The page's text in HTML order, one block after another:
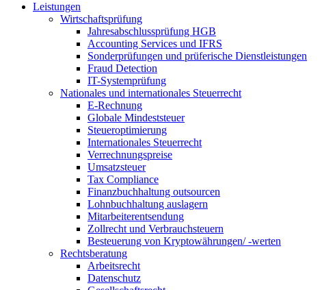
Leistungen
Wirtschaftsprüfung
Jahresabschlussprüfung HGB
Accounting Services und IFRS
Sonderprüfungen und prüferische Dienstleistungen
Fraud Detection
IT-Systemprüfung
Nationales und internationales Steuerrecht
E-Rechnung
Globale Mindeststeuer
Steueroptimierung
Internationales Steuerrecht
Verrechnungspreise
Umsatzsteuer
Tax Compliance
Finanzbuchhaltung outsourcen
Lohnbuchhaltung auslagern
Mitarbeiterentsendung
Zollrecht und Verbrauchsteuern
Besteuerung von Kryptowährungen/ -werten
Rechtsberatung
Arbeitsrecht
Datenschutz